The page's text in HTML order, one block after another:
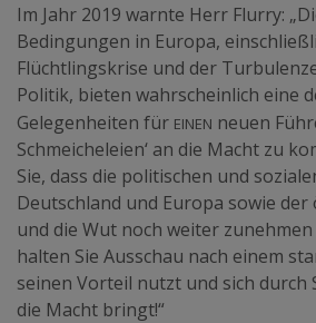
Im Jahr 2019 warnte Herr Flurry:
Bedingungen in Europa,
Flüchtlingskrise und der
Politik, bieten wahrscheinlich eine
Gelegenheiten für einen neuen
Schmeicheleien‘ an die Macht zu
Sie, dass die politischen und
Deutschland und Europa sowie
und die Wut noch weiter
halten Sie Ausschau nach einem
seinen Vorteil nutzt und sich durch
die Macht bringt!“